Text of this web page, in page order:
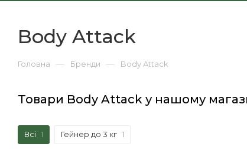
Body Attack
Головна — Бренди — Body Attack
Товари Body Attack у нашому
Всі 1 Гейнер до 3 кг 1